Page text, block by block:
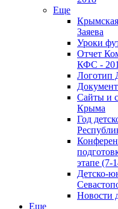
Еще
Заяева
Уроки
Отчет
КФС -
Сайты и
Крыма
Год
этапе (7-
Детско-
Новости
Еще